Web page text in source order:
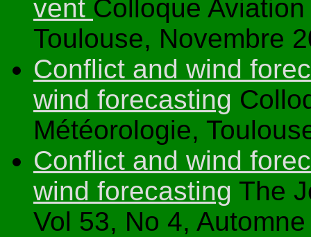
vent Colloque
Toulouse, Novembre
Conflict and wind
wind forecasting
Météorologie,
Conflict and wind
wind forecasting The
Vol 53, No 4,